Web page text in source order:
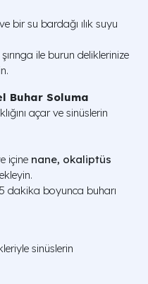
bir su bardağı ılık suyu
ile burun deliklerinize
Buhar Soluma
açar ve sinüslerin
içine nane, okaliptüs
ekleyin.
dakika boyunca buharı
sinüslerin